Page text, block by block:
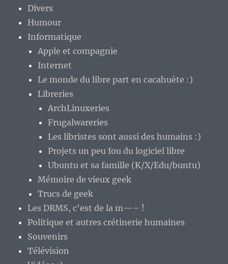
Divers
Humour
Informatique
Apple et compagnie
Internet
Le monde du libre part en cacahuète :)
Libreries
ArchLinuxeries
Frugalwareries
Les libristes sont aussi des humains :)
Projets un peu fou du logiciel libre
Ubuntu et sa famille (K/X/Edu/buntu)
Mémoire de vieux geek
Trucs de geek
Les DRMS, c'est de la m—– !
Politique et autres crétinerie humaines
Souvenirs
Télévision